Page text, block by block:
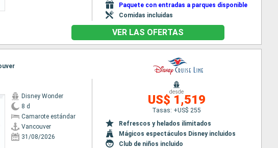
Paquete con entradas a parques disponible
Comidas incluidas
VER LAS OFERTAS
Disney Wonder
8 d
Camarote estándar
Vancouver
31/08/2026
desde
US$ 1,519
Tasas: +US$ 255
Refrescos y helados ilimitados
Mágicos espectáculos Disney incluidos
Club de niños incluido